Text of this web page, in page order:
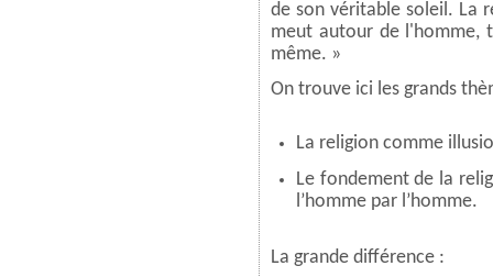
de son véritable soleil. La
meut autour de l'homme,
même. »
On trouve ici les grands
La religion comme
Le fondement de la
l’homme par l’homme.
La grande différence :